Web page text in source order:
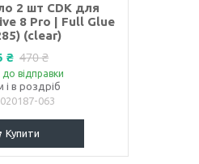
2 шт CDK для
8 Pro | Full Glue
(clear)
₴ 470 ₴
відправки
в роздріб
020187-063
Купити